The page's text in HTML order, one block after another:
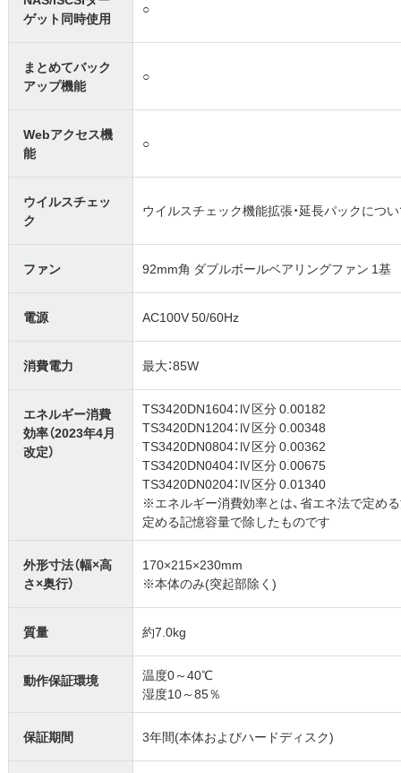
ゲット同時使用
○
まとめてバック
アップ機能
○
Webアクセス機
能
○
ウイルスチェッ
ク
ウイルスチェック機能拡張・延長パックについ
ファン 92mm角 ダブルボールベアリングファン 1基
電源 AC100V 50/60Hz
消費電力 最大：85W
エネルギー消費
効率（2023年4月
改定）
TS3420DN1604：Ⅳ区分 0.00182
TS3420DN1204：Ⅳ区分 0.00348
TS3420DN0804：Ⅳ区分 0.00362
TS3420DN0404：Ⅳ区分 0.00675
TS3420DN0204：Ⅳ区分 0.01340
※エネルギー消費効率とは、省エネ法で定め
定める記憶容量で除したものです
外形寸法（幅×高
さ×奥行）
170×215×230mm
※本体のみ(突起部除く)
質量 約7.0kg
動作保証環境
温度0～40℃
湿度10～85％
保証期間 3年間(本体およびハードディスク)